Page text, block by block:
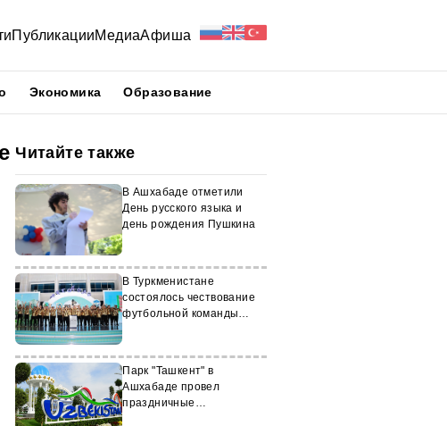
ПубликацииМедиаАфиша
Экономика Образование
Читайте также
В Ашхабаде отметили
День русского языка и
день рождения Пушкина
В Туркменистане
состоялось чествование
футбольной команды
Парк "Ташкент" в
Ашхабаде провел
праздничные